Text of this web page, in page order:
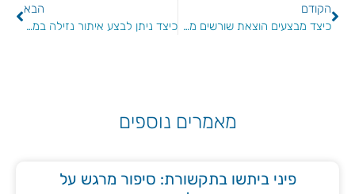
הקודם
כיצד מבצעים הוצאת שורשים מביוב
הבא
כיצד ניתן לבצע איתור נזילה במצלמה תרמית?
מאמרים נוספים
פיני ביתשו בתקשורת: סיפור מרגש על